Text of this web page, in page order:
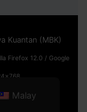
Kuantan (MBK)
Firefox 12.0 / Google
Malay